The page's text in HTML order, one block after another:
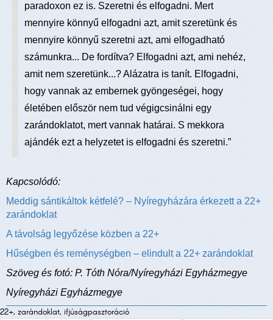
paradoxon ez is. Szeretni és elfogadni. Mert
mennyire könnyű elfogadni azt, amit szeretünk és
mennyire könnyű szeretni azt, ami elfogadható
számunkra... De fordítva? Elfogadni azt, ami nehéz,
amit nem szeretünk...? Alázatra is tanít. Elfogadni,
hogy vannak az embernek gyöngeségei, hogy
életében először nem tud végigcsinálni egy
zarándoklatot, mert vannak határai. S mekkora
ajándék ezt a helyzetet is elfogadni és szeretni.”
Kapcsolódó:
Meddig sántikáltok kétfelé? – Nyíregyházára érkezett a 22+
zarándoklat
A távolság legyőzése közben a 22+
Hűségben és reménységben – elindult a 22+ zarándoklat
Szöveg és fotó: P. Tóth Nóra/Nyíregyházi Egyházmegye
Nyíregyházi Egyházmegye
22+, zarándoklat, ifjúságpasztoráció